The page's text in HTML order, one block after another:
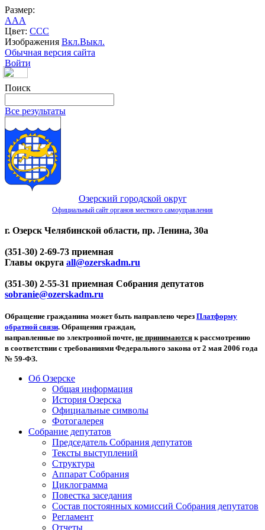
Размер:
AAA
Цвет: CCC
Изображения Вкл.Выкл.
Обычная версия сайта
Войти
Поиск
Все результаты
Озерский городской округ
Официальный сайт органов местного самоуправления
г. Озерск Челябинской области, пр. Ленина, 30а
(351-30) 2-69-73 приемная
Главы округа all@ozerskadm.ru
(351-30) 2-55-31 приемная Собрания депутатов
sobranie@ozerskadm.ru
Обращение гражданина может быть направлено через Платформу
обратной связи. Обращения граждан,
направленные по электронной почте, не принимаются к рассмотрению
в соответствии с требованиями Федерального закона от 2 мая 2006 года
№ 59-ФЗ.
Об Озерске
Общая информация
История Озерска
Официальные символы
Фотогалерея
Собрание депутатов
Председатель Собрания депутатов
Тексты выступлений
Структура
Аппарат Собрания
Циклограмма
Повестка заседания
Состав постоянных комиссий Собрания депутатов
Регламент
Отчеты